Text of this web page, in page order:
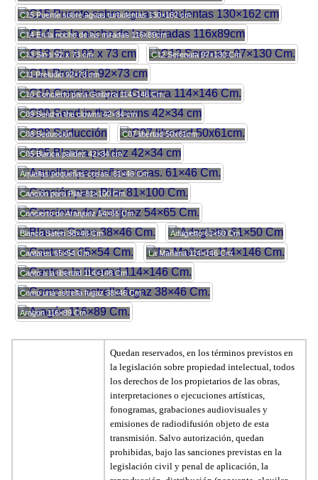
C15 Puente sobre aguas turbulentas 130×162 cm
C14 En la noche de las miradas 116x89cm
C13 Sin ti 92 x 73 cm C12 Serenata 97×130 Cm.
C11 Preludio 92×73 cm
C10 Concierto para Guitarra 114×146 Cm.
C09 Send in the clowns 42×34 cm
C08 Seducción C07 libertad 50x61cm.
C05 Blanca palidez 42×34 cm
Aquellas pequeñas cosas. 61×46 Cm.
Canción para Pilar 81×100 Cm.
Concierto de Aranjuez 54×65 Cm.
Blanco Saten 38×46 Cm. Adagietto 61×50 Cm
Cantares 65×54 Cm. La Mañana 114×146 Cm.
Canto a la libertad 114×146 Cm.
Como una estrella fugaz 38×46 Cm.
Aragón 116×89 Cm.
Quedan reservados, en los términos previstos en
la legislación sobre propiedad intelectual, todos
los derechos de los propietarios de las obras,
interpretaciones o ejecuciones artísticas,
fonogramas, grabaciones audiovisuales y
emisiones de radiodifusión objeto de esta
transmisión. Salvo autorización, quedan
prohibidas, bajo las sanciones previstas en la
legislación civil y penal de aplicación, la